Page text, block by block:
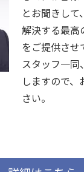
とお聞きして
解決する最高
をご提供させ
スタッフ一同
しますので
さい。